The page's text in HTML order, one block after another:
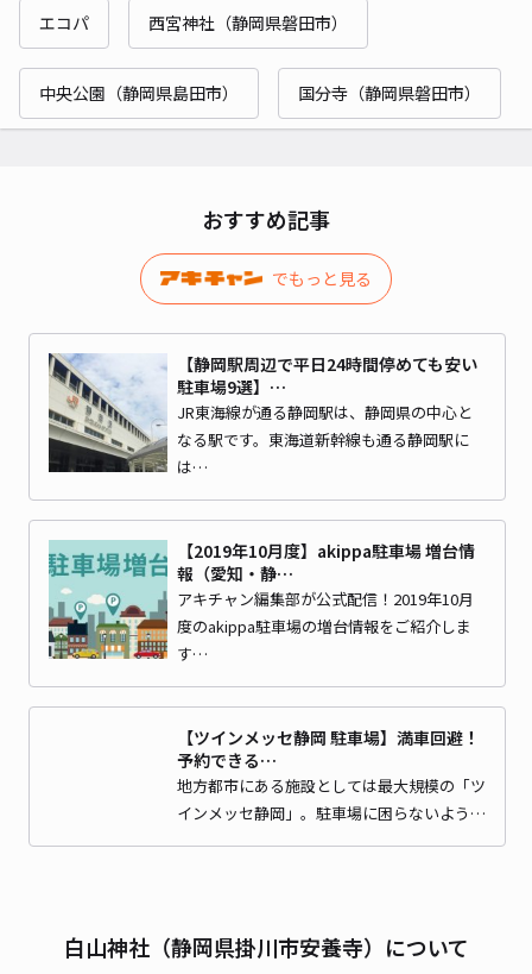
エコパ 西宮神社（静岡県磐田市）
中央公園（静岡県島田市） 国分寺（静岡県磐田市）
おすすめ記事
でもっと見る
【静岡駅周辺で平日24時間停めても安い
駐車場9選】…
JR東海線が通る静岡駅は、静岡県の中心と
なる駅です。東海道新幹線も通る静岡駅に
は…
【2019年10月度】akippa駐車場 増台情
報（愛知・静…
アキチャン編集部が公式配信！2019年10月
度のakippa駐車場の増台情報をご紹介しま
す…
【ツインメッセ静岡 駐車場】満車回避！
予約できる…
地方都市にある施設としては最大規模の「ツ
インメッセ静岡」。駐車場に困らないよう…
白山神社（静岡県掛川市安養寺）について